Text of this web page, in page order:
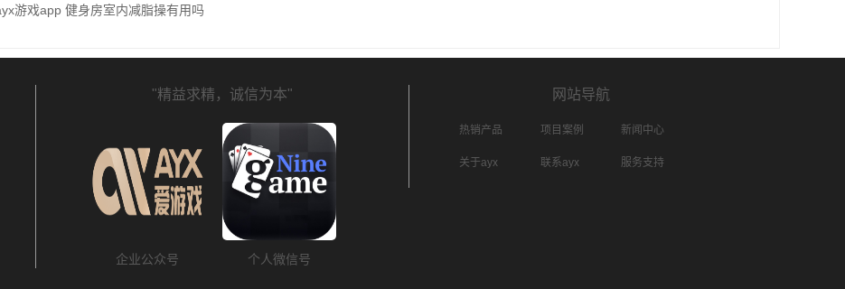
游戏app 健身房室内减脂操有用吗
"精益求精，诚信为本"
企业公众号 个人微信号
网站导航
热销产品 项目案例 新闻中心
关于ayx 联系ayx 服务支持